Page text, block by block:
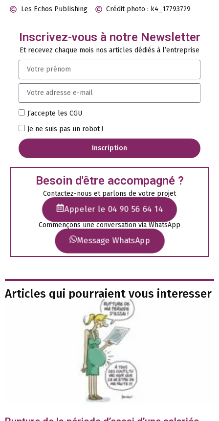
Les Echos Publishing Crédit photo : k4_17793729
Inscrivez-vous à notre Newsletter
Et recevez chaque mois nos articles dédiés à l’entreprise
J’accepte les CGU
Je ne suis pas un robot !
Inscription
Besoin d'être accompagné ?
Contactez-nous et parlons de votre projet
Appeler le 04 90 56 64 14
Commençons une conversation via WhatsApp
Message WhatsApp
Articles qui pourraient vous interesser